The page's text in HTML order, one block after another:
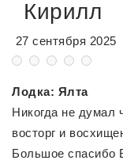
Кирилл
27 сентября 2025
Лодка: Ялта
Никогда не думал
восторг и
Большое спасибо